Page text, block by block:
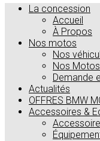
La concession
Accueil
À Propos
Nos motos
Nos
Nos
Demande
Actualités
OFFRES BMW
Accessoires &